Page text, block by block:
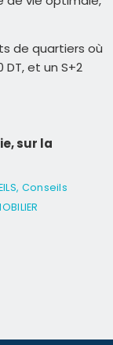
de quartiers où
DT, et un S+2
sur la
, Conseils